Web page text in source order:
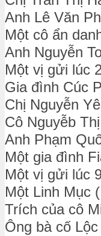
Anh Lê Văn
Một cô ẩn
Anh Nguyễn
Một vị gửi lúc
Gia đình Cúc
Chị Nguyễn
Cô Nguyễb
Anh Phạm
Một gia đình
Một vị gửi lúc
Một Linh Mục
Trích của cô
Ông bà cố